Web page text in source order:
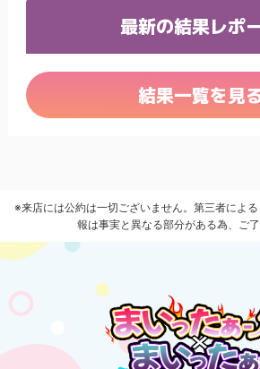
最新の結果レポ
結果一覧を見
※来店には公約は一切ございません。第三者によ
報は事実と異なる部分がある為、ご了